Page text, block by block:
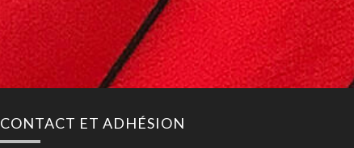
CONTACT ET ADHÉSION